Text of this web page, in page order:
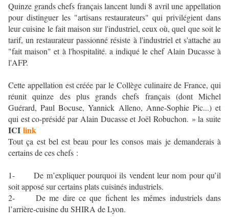
Quinze grands chefs français lancent lundi 8 avril une appellation
pour distinguer les "artisans restaurateurs" qui privilégient dans
leur cuisine le fait maison sur l'industriel, ceux où, quel que soit le
tarif, un restaurateur passionné résiste à l'industriel et s'attache au
"fait maison" et à l'hospitalité. a indiqué le chef Alain Ducasse à
l'AFP.
Cette appellation est créée par le Collège culinaire de France, qui
réunit quinze des plus grands chefs français (dont Michel
Guérard, Paul Bocuse, Yannick Alleno, Anne-Sophie Pic...) et
qui est co-présidé par Alain Ducasse et Joël Robuchon. » la suite
ICI link
Tout ça est bel est beau pour les consos mais je demanderais à
certains de ces chefs :
1- De m’expliquer pourquoi ils vendent leur nom pour qu’il
soit apposé sur certains plats cuisinés industriels.
2- De me dire ce que fichent les mêmes industriels dans
l’arrière-cuisine du SHIRA de Lyon.